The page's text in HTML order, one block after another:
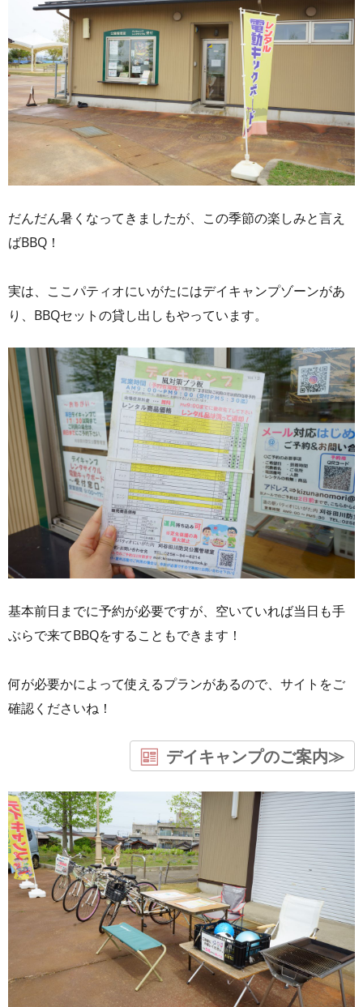
だんだん暑くなってきましたが、この季節の楽しみと言え
ばBBQ！
実は、ここパティオにいがたにはデイキャンプゾーンがあ
り、BBQセットの貸し出しもやっています。
基本前日までに予約が必要ですが、空いていれば当日も手
ぶらで来てBBQをすることもできます！
何が必要かによって使えるプランがあるので、サイトをご
確認くださいね！
デイキャンプのご案内≫